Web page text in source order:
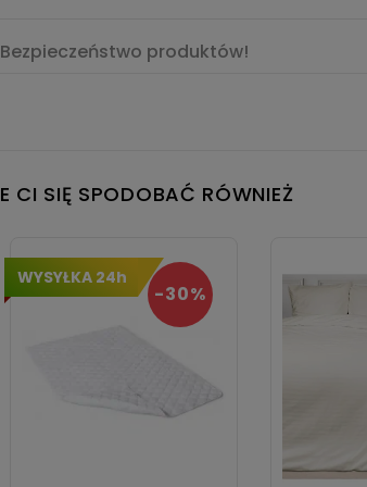
Bezpieczeństwo produktów!
CI SIĘ SPODOBAĆ RÓWNIEŻ
WYSYŁKA 24h
-30%